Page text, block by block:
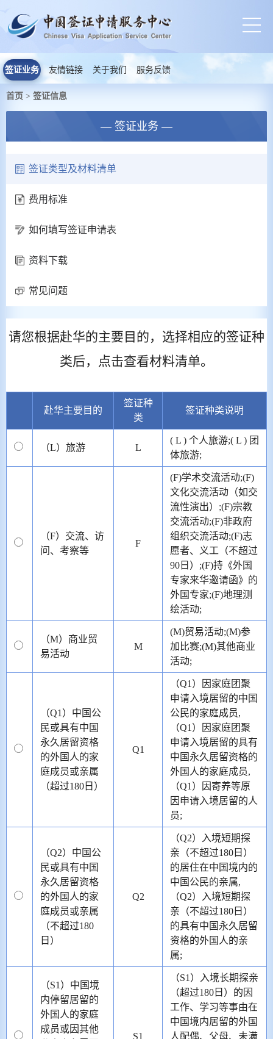
签证业务 友情链接 关于我们 服务反馈
首页 > 签证信息
— 签证业务 —
签证类型及材料清单
费用标准
如何填写签证申请表
资料下载
常见问题
请您根据赴华的主要目的，选择相应的签证种
类后，点击查看材料清单。
赴华主要目的
签证种
类
签证种类说明
（L）旅游 L
( L ) 个人旅游;( L ) 团
体旅游;
（F）交流、访
问、考察等
F
(F)学术交流活动;(F)
文化交流活动（如交
流性演出）;(F)宗教
交流活动;(F)非政府
组织交流活动;(F)志
愿者、义工（不超过
90日）;(F)持《外国
专家来华邀请函》的
外国专家;(F)地理测
绘活动;
（M）商业贸
易活动
M
(M)贸易活动;(M)参
加比赛;(M)其他商业
活动;
（Q1）中国公
民或具有中国
永久居留资格
的外国人的家
庭成员或亲属
（超过180日）
Q1
（Q1）因家庭团聚
申请入境居留的中国
公民的家庭成员,
（Q1）因家庭团聚
申请入境居留的具有
中国永久居留资格的
外国人的家庭成员,
（Q1）因寄养等原
因申请入境居留的人
员;
（Q2）中国公
民或具有中国
永久居留资格
的外国人的家
庭成员或亲属
（不超过180
日）
Q2
（Q2）入境短期探
亲（不超过180日）
的居住在中国境内的
中国公民的亲属,
（Q2）入境短期探
亲（不超过180日）
的具有中国永久居留
资格的外国人的亲
属;
（S1）中国境
内停留居留的
外国人的家庭
成员或因其他
S1
（S1）入境长期探亲
（超过180日）的因
工作、学习等事由在
中国境内居留的外国
人配偶、父母、未满